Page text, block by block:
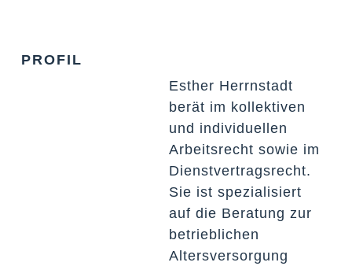
PROFIL
Esther Herrnstadt
berät im kollektiven
und individuellen
Arbeitsrecht sowie im
Dienstvertragsrecht.
Sie ist spezialisiert
auf die Beratung zur
betrieblichen
Altersversorgung